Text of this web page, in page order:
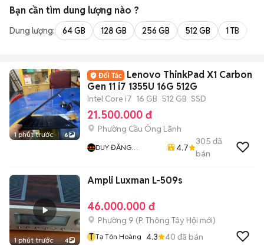
Bạn cần tìm dung lượng nào ?
Dung lượng: 64 GB 128 GB 256 GB 512 GB 1 TB
1 phút trước 6
Lenovo ThinkPad X1 Carbon
Gen 11 i7 1355U 16G 512G
Intel Core i7 16 GB 512 GB SSD
21.500.000 đ
Phường Cầu Ông Lãnh
DUY ĐĂNG
4.7
305 đã
bán
1 phút trước 4
Ampli Luxman L-509s
46.000.000 đ
Phường 9 (P. Thông Tây Hội mới)
T Tạ Tôn Hoàng 4.3 40 đã bán